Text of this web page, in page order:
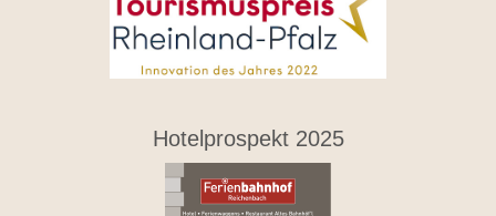
Hotelprospekt 2025